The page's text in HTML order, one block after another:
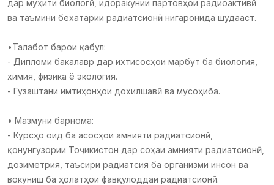
дар муҳити биологӣ, идоракунии партовҳои радиоактивӣ
ва таъмини бехатарии радиатсионӣ нигаронида шудааст.
•Талабот барои қабул:
- Дипломи бакалавр дар ихтисосҳои марбут ба биология,
химия, физика ё экология.
- Гузаштани имтиҳонҳои дохилшавӣ ва мусоҳиба.
• Мазмуни барнома:
- Курсҳо оид ба асосҳои амнияти радиатсионӣ,
қонунгузории Тоҷикистон дар соҳаи амнияти радиатсионӣ,
дозиметрия, таъсири радиатсия ба организми инсон ва
вокуниш ба ҳолатҳои фавқулоддаи радиатсионӣ.